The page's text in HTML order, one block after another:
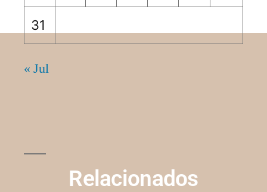
31
« Jul
Relacionados